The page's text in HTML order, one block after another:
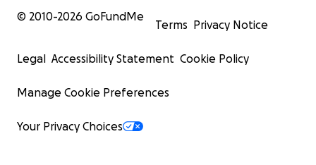
© 2010-2026 GoFundMe
Terms Privacy Notice
Legal Accessibility Statement Cookie Policy
Manage Cookie Preferences
Your Privacy Choices